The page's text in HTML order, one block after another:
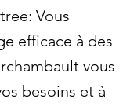
Vous
efficace à des
vous
besoins et à